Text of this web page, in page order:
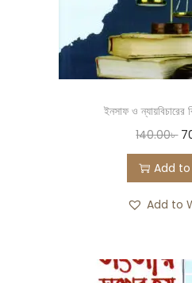
ইনসাফ ও ন্যায়বিচারের
140.00৳
Add
Add to